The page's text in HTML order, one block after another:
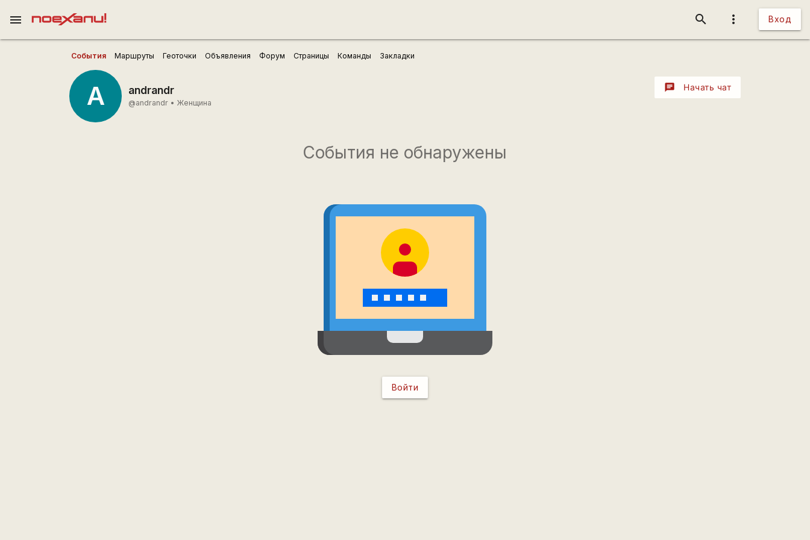
more_vert Вход
search
menu
События Маршруты Геоточки Объявления Форум Страницы Команды Закладки
A andrandr
@andrandr • Женщина
chat Начать чат
События не обнаружены
Войти